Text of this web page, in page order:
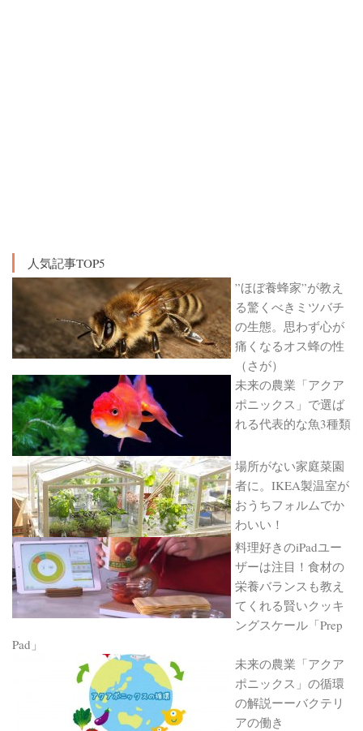
人気記事TOP5
”ほぼ養蜂家”が教え
る驚くべきミツバチ
の生態。思わず心が
痛くなるオス蜂の性
（さが）
未来の農業「アクア
ポニックス」で選ば
れる代表的な魚3種類
場所がない家庭菜園
者に。IKEA製温室が
おうちフォルムでか
わいい！
料理好きのiPadユー
ザーは注目！食材の
栄養バランスも教え
てくれる賢いクッキ
ングスケール「Prep
Pad」
未来の農業「アクア
ポニックス」の循環
の解説ーーバクテリ
アの働き